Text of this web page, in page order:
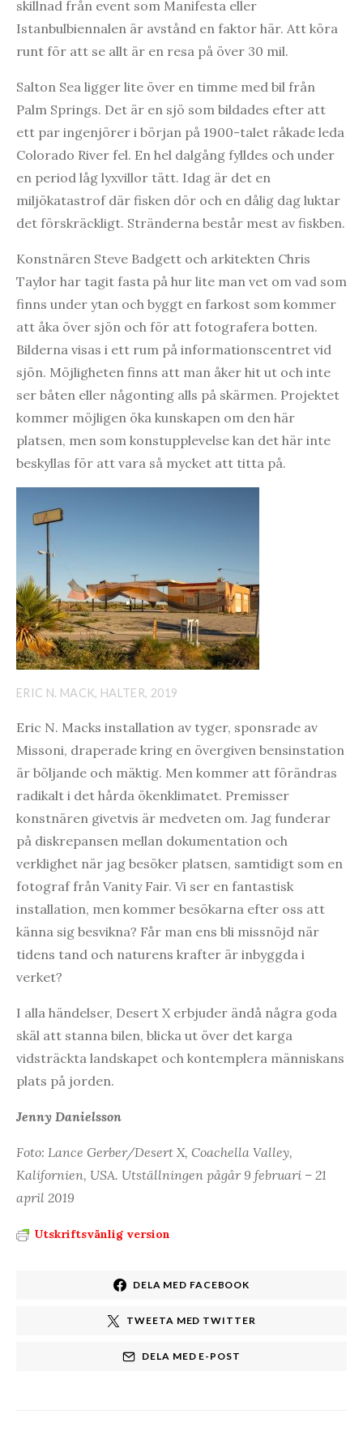
skillnad från event som Manifesta eller
Istanbulbiennalen är avstånd en faktor här. Att köra
runt för att se allt är en resa på över 30 mil.
Salton Sea ligger lite över en timme med bil från
Palm Springs. Det är en sjö som bildades efter att
ett par ingenjörer i början på 1900-talet råkade leda
Colorado River fel. En hel dalgång fylldes och under
en period låg lyxvillor tätt. Idag är det en
miljökatastrof där fisken dör och en dålig dag luktar
det förskräckligt. Stränderna består mest av fiskben.
Konstnären Steve Badgett och arkitekten Chris
Taylor har tagit fasta på hur lite man vet om vad som
finns under ytan och byggt en farkost som kommer
att åka över sjön och för att fotografera botten.
Bilderna visas i ett rum på informationscentret vid
sjön. Möjligheten finns att man åker hit ut och inte
ser båten eller någonting alls på skärmen. Projektet
kommer möjligen öka kunskapen om den här
platsen, men som konstupplevelse kan det här inte
beskyllas för att vara så mycket att titta på.
ERIC N. MACK, HALTER, 2019
Eric N. Macks installation av tyger, sponsrade av
Missoni, draperade kring en övergiven bensinstation
är böljande och mäktig. Men kommer att förändras
radikalt i det hårda ökenklimatet. Premisser
konstnären givetvis är medveten om. Jag funderar
på diskrepansen mellan dokumentation och
verklighet när jag besöker platsen, samtidigt som en
fotograf från Vanity Fair. Vi ser en fantastisk
installation, men kommer besökarna efter oss att
känna sig besvikna? Får man ens bli missnöjd när
tidens tand och naturens krafter är inbyggda i
verket?
I alla händelser, Desert X erbjuder ändå några goda
skäl att stanna bilen, blicka ut över det karga
vidsträckta landskapet och kontemplera människans
plats på jorden.
Jenny Danielsson
Foto: Lance Gerber/Desert X, Coachella Valley,
Kalifornien, USA. Utställningen pågår 9 februari – 21
april 2019
Utskriftsvänlig version
DELA MED FACEBOOK
TWEETA MED TWITTER
DELA MED E-POST